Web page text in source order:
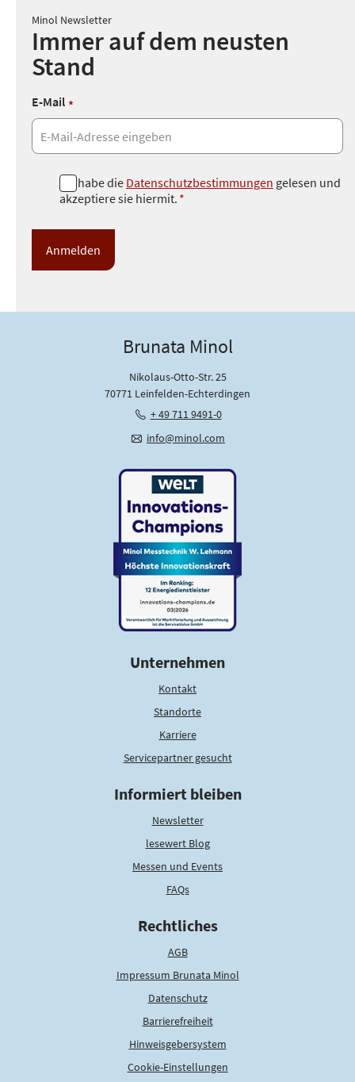
Minol Newsletter
Immer auf dem neusten
Stand
E-Mail *
h
Ich habe die Datenschutzbestimmungen gelesen und
akzeptiere sie hiermit. *
Brunata Minol
Nikolaus-Otto-Str. 25
70771 Leinfelden-Echterdingen
+ 49 711 9491-0
info@minol.com
Unternehmen
Kontakt
Standorte
Karriere
Servicepartner gesucht
Informiert bleiben
Newsletter
lesewert Blog
Messen und Events
FAQs
Rechtliches
AGB
Impressum Brunata Minol
Datenschutz
Barrierefreiheit
Hinweisgebersystem
Cookie-Einstellungen